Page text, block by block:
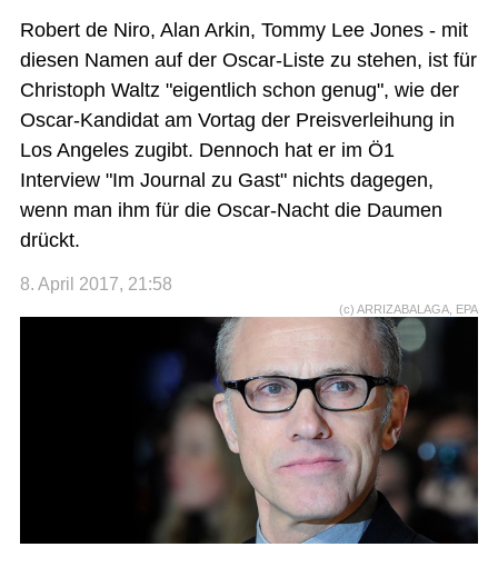
Robert de Niro, Alan Arkin, Tommy Lee Jones - mit
diesen Namen auf der Oscar-Liste zu stehen, ist für
Christoph Waltz "eigentlich schon genug", wie der
Oscar-Kandidat am Vortag der Preisverleihung in
Los Angeles zugibt. Dennoch hat er im Ö1
Interview "Im Journal zu Gast" nichts dagegen,
wenn man ihm für die Oscar-Nacht die Daumen
drückt.
8. April 2017, 21:58
(c) ARRIZABALAGA, EPA